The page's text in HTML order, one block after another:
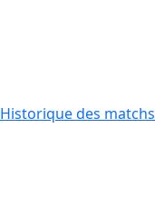
Historique des matchs